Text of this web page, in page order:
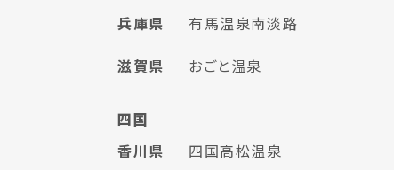
兵庫県
有馬温泉南淡路
滋賀県
おごと温泉
四国
香川県
四国高松温泉